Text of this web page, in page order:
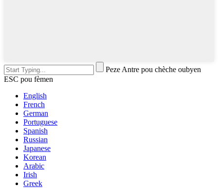
Peze Antre pou chèche oubyen
ESC pou fèmen
English
French
German
Portuguese
Spanish
Russian
Japanese
Korean
Arabic
Irish
Greek